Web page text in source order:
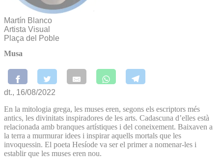
Martín Blanco
Artista Visual
Plaça del Poble
Musa
dt., 16/08/2022
En la mitologia grega, les muses eren, segons els escriptors més
antics, les divinitats inspiradores de les arts. Cadascuna d’elles està
relacionada amb branques artístiques i del coneixement. Baixaven a
la terra a murmurar idees i inspirar aquells mortals que les
invoquessin. El poeta Hesíode va ser el primer a nomenar-les i
establir que les muses eren nou.